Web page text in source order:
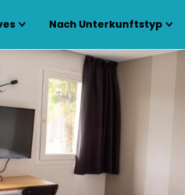
Nach Unterkunftstyp